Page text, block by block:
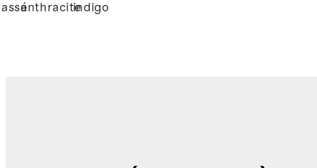
anthraciteindigo